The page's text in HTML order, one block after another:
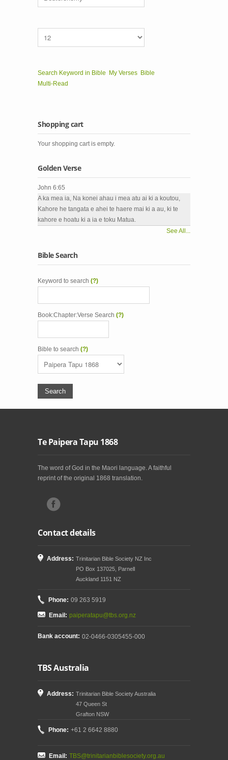
Search Keyword in Bible My Verses Bible
Multi-Read
Shopping cart
Your shopping cart is empty.
Golden Verse
John 6:65
A ka mea ia, Na konei ahau i mea atu ai ki a koutou,
Kahore he tangata e ahei te haere mai ki a au, ki te
kahore e hoatu ki a ia e toku Matua.
See All...
Bible Search
Keyword to search (?)
Book:Chapter:Verse Search (?)
Bible to search (?)
Te Paipera Tapu 1868
The word of God in the Maori language. A faithful
reprint of the original 1868 translation.
Contact details
Address: Trinitarian Bible Society NZ Inc
PO Box 137025, Parnell
Auckland 1151 NZ
Phone: 09 263 5919
Email: paiperatapu@tbs.org.nz
Bank account: 02-0466-0305455-000
TBS Australia
Address: Trinitarian Bible Society Australia
47 Queen St
Grafton NSW
Phone: +61 2 6642 8880
Email: TBS@trinitarianbiblesociety.org.au